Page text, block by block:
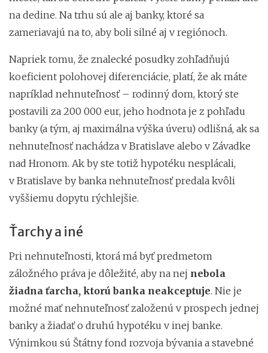
na dedine. Na trhu sú ale aj banky, ktoré sa
zameriavajú na to, aby boli silné aj v regiónoch.
Napriek tomu, že znalecké posudky zohľadňujú
koeficient polohovej diferenciácie, platí, že ak máte
napríklad nehnuteľnosť – rodinný dom, ktorý ste
postavili za 200 000 eur, jeho hodnota je z pohľadu
banky (a tým, aj maximálna výška úveru) odlišná, ak sa
nehnuteľnosť nachádza v Bratislave alebo v Závadke
nad Hronom. Ak by ste totiž hypotéku nesplácali,
v Bratislave by banka nehnuteľnosť predala kvôli
vyššiemu dopytu rýchlejšie.
Ťarchy a iné
Pri nehnuteľnosti, ktorá má byť predmetom
záložného práva je dôležité, aby na nej nebola
žiadna ťarcha, ktorú banka neakceptuje. Nie je
možné mať nehnuteľnosť založenú v prospech jednej
banky a žiadať o druhú hypotéku v inej banke.
Výnimkou sú Štátny fond rozvoja bývania a stavebné